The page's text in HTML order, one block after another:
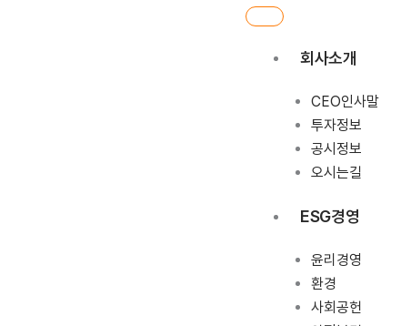
회사소개
CEO인사말
투자정보
공시정보
오시는길
ESG경영
윤리경영
환경
사회공헌